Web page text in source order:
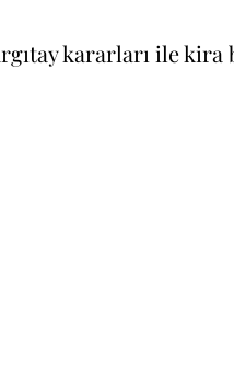
kararları ile